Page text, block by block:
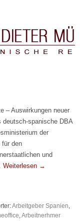
– Auswirkungen neuer
deutsch-spanische DBA
der
für den
und
Weiterlesen →
Arbeitgeber Spanien,
,Arbeitnerhmer